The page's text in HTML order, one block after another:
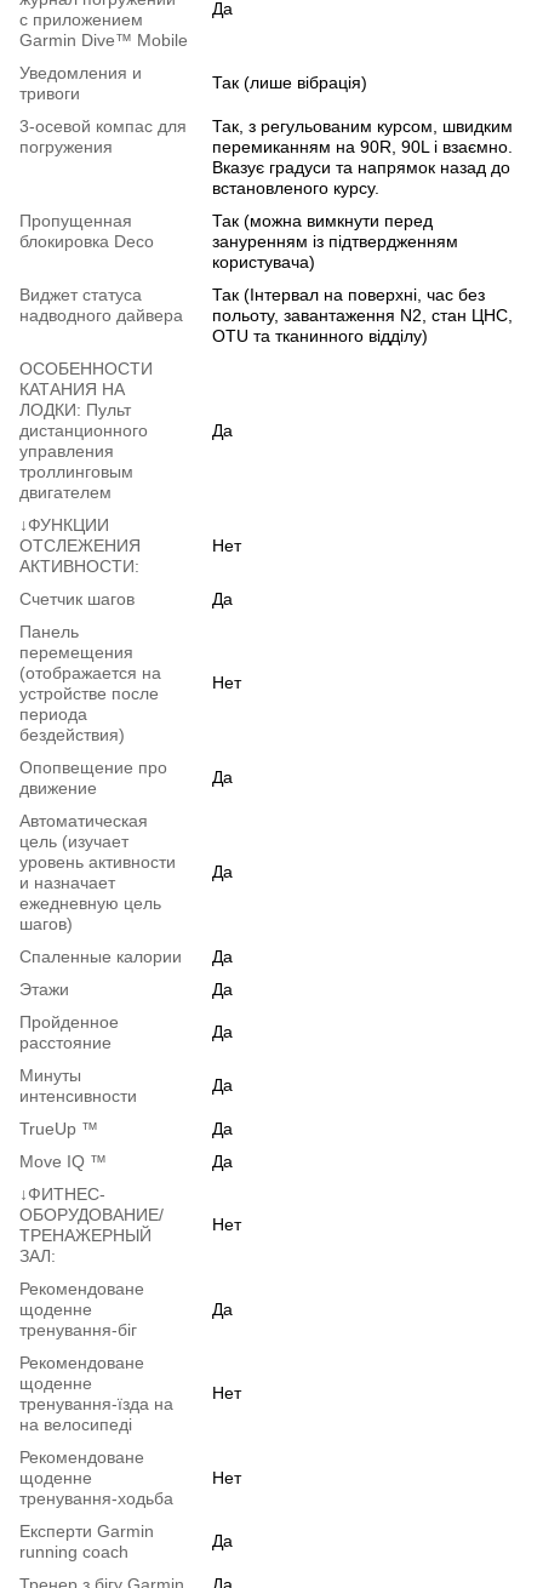
с приложением
Garmin Dive™ Mobile
Да
Уведомления и
тривоги
Так (лише вібрація)
3-осевой компас для
погружения
Так, з регульованим курсом, швидким
перемиканням на 90R, 90L і взаємно.
Вказує градуси та напрямок назад до
встановленого курсу.
Пропущенная
блокировка Deco
Так (можна вимкнути перед
зануренням із підтвердженням
користувача)
Виджет статуса
надводного дайвера
Так (Інтервал на поверхні, час без
польоту, завантаження N2, стан ЦНС,
OTU та тканинного відділу)
ОСОБЕННОСТИ
КАТАНИЯ НА
ЛОДКИ: Пульт
дистанционного
управления
троллинговым
двигателем
Да
↓ФУНКЦИИ
ОТСЛЕЖЕНИЯ
АКТИВНОСТИ:
Нет
Счетчик шагов
Да
Панель
перемещения
(отображается на
устройстве после
периода
бездействия)
Нет
Опопвещение про
движение
Да
Автоматическая
цель (изучает
уровень активности
и назначает
ежедневную цель
шагов)
Да
Спаленные калории
Да
Этажи
Да
Пройденное
расстояние
Да
Минуты
интенсивности
Да
TrueUp ™
Да
Move IQ ™
Да
↓ФИТНЕС-
ОБОРУДОВАНИЕ/
ТРЕНАЖЕРНЫЙ
ЗАЛ:
Нет
Рекомендоване
щоденне
тренування-біг
Да
Рекомендоване
щоденне
тренування-їзда на
на велосипеді
Нет
Рекомендоване
щоденне
тренування-ходьба
Нет
Експерти Garmin
running coach
Да